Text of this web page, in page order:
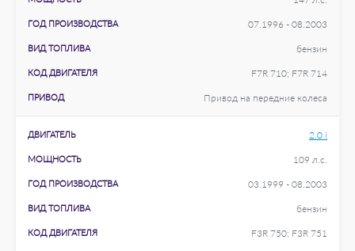
ГОД ПРОИЗВОДСТВА 07.1996 - 08.2003
ВИД ТОПЛИВА бензин
КОД ДВИГАТЕЛЯ F7R 710; F7R 714
ПРИВОД Привод на передние колеса
ДВИГАТЕЛЬ 2.0 i
МОЩНОСТЬ 109 л.с.
ГОД ПРОИЗВОДСТВА 03.1999 - 08.2003
ВИД ТОПЛИВА бензин
КОД ДВИГАТЕЛЯ F3R 750; F3R 751